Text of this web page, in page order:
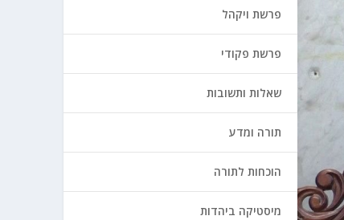
פרשת ויקהל
פרשת פקודי
שאלות ותשובות
תורה ומדע
הוכחות לתורה
מיסטיקה ביהדות